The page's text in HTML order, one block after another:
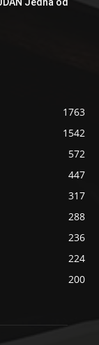
Jedna od
1763
1542
572
447
317
288
236
224
200